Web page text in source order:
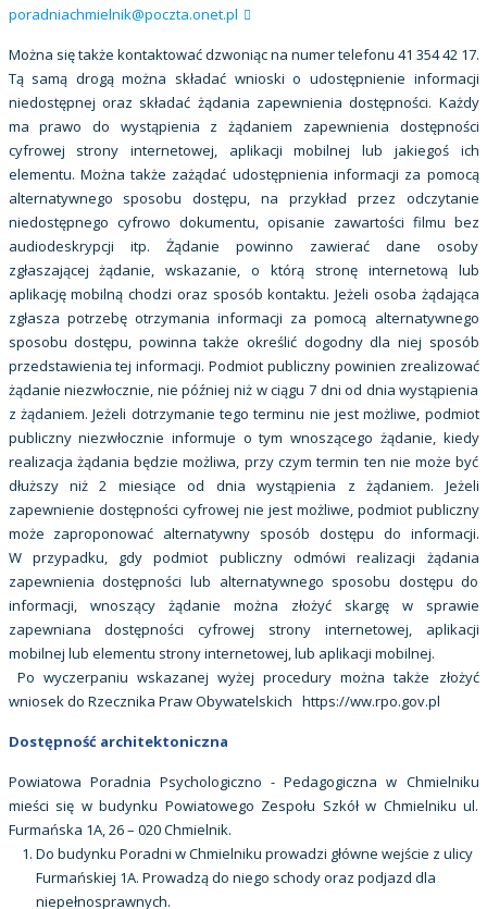
poradniachmielnik@poczta.onet.pl
Można się także kontaktować dzwoniąc na numer telefonu 41 354 42 17.
Tą samą drogą można składać wnioski o udostępnienie informacji
niedostępnej oraz składać żądania zapewnienia dostępności. Każdy
ma prawo do wystąpienia z żądaniem zapewnienia dostępności
cyfrowej strony internetowej, aplikacji mobilnej lub jakiegoś ich
elementu. Można także zażądać udostępnienia informacji za pomocą
alternatywnego sposobu dostępu, na przykład przez odczytanie
niedostępnego cyfrowo dokumentu, opisanie zawartości filmu bez
audiodeskrypcji itp. Żądanie powinno zawierać dane osoby
zgłaszającej żądanie, wskazanie, o którą stronę internetową lub
aplikację mobilną chodzi oraz sposób kontaktu. Jeżeli osoba żądająca
zgłasza potrzebę otrzymania informacji za pomocą alternatywnego
sposobu dostępu, powinna także określić dogodny dla niej sposób
przedstawienia tej informacji. Podmiot publiczny powinien zrealizować
żądanie niezwłocznie, nie później niż w ciągu 7 dni od dnia wystąpienia
z żądaniem. Jeżeli dotrzymanie tego terminu nie jest możliwe, podmiot
publiczny niezwłocznie informuje o tym wnoszącego żądanie, kiedy
realizacja żądania będzie możliwa, przy czym termin ten nie może być
dłuższy niż 2 miesiące od dnia wystąpienia z żądaniem. Jeżeli
zapewnienie dostępności cyfrowej nie jest możliwe, podmiot publiczny
może zaproponować alternatywny sposób dostępu do informacji.
W przypadku, gdy podmiot publiczny odmówi realizacji żądania
zapewnienia dostępności lub alternatywnego sposobu dostępu do
informacji, wnoszący żądanie można złożyć skargę w sprawie
zapewniana dostępności cyfrowej strony internetowej, aplikacji
mobilnej lub elementu strony internetowej, lub aplikacji mobilnej.
Po wyczerpaniu wskazanej wyżej procedury można także złożyć
wniosek do Rzecznika Praw Obywatelskich https://ww.rpo.gov.pl
Dostępność architektoniczna
Powiatowa Poradnia Psychologiczno - Pedagogiczna w Chmielniku
mieści się w budynku Powiatowego Zespołu Szkół w Chmielniku ul.
Furmańska 1A, 26 – 020 Chmielnik.
Do budynku Poradni w Chmielniku prowadzi główne wejście z ulicy
Furmańskiej 1A. Prowadzą do niego schody oraz podjazd dla
niepełnosprawnych.